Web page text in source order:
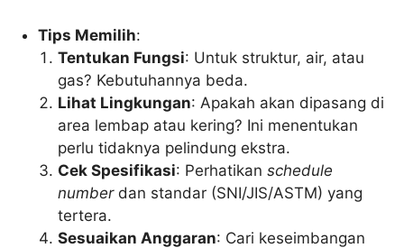
Tips Memilih:
Tentukan Fungsi: Untuk struktur, air, atau
gas? Kebutuhannya beda.
Lihat Lingkungan: Apakah akan dipasang di
area lembap atau kering? Ini menentukan
perlu tidaknya pelindung ekstra.
Cek Spesifikasi: Perhatikanschedule
numberdan standar (SNI/JIS/ASTM) yang
tertera.
Sesuaikan Anggaran: Cari keseimbangan